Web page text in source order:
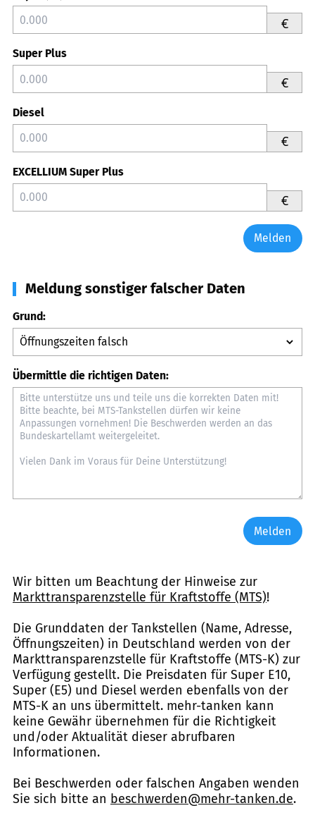
€
Super Plus
€
Diesel
€
EXCELLIUM Super Plus
€
Melden
Meldung sonstiger falscher Daten
Grund:
Übermittle die richtigen Daten:
Melden
Wir bitten um Beachtung der Hinweise zur
Markttransparenzstelle für Kraftstoffe (MTS)!
Die Grunddaten der Tankstellen (Name, Adresse,
Öffnungszeiten) in Deutschland werden von der
Markttransparenzstelle für Kraftstoffe (MTS-K) zur
Verfügung gestellt. Die Preisdaten für Super E10,
Super (E5) und Diesel werden ebenfalls von der
MTS-K an uns übermittelt. mehr-tanken kann
keine Gewähr übernehmen für die Richtigkeit
und/oder Aktualität dieser abrufbaren
Informationen.
Bei Beschwerden oder falschen Angaben wenden
Sie sich bitte an beschwerden@mehr-tanken.de.